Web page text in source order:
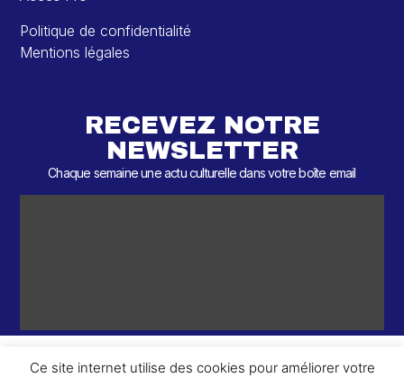
Politique de confidentialité
Mentions légales
RECEVEZ NOTRE
NEWSLETTER
Chaque semaine une actu culturelle dans votre boîte email
Ce site internet utilise des cookies pour améliorer votre